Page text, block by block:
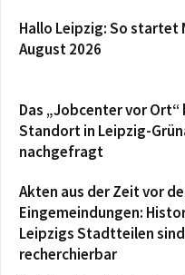
Hallo Leipzig: So startet
August 2026
Das „Jobcenter vor Ort“
Standort in Leipzig-
nachgefragt
Akten aus der Zeit vor
Eingemeindungen:
Leipzigs Stadtteilen
recherchierbar